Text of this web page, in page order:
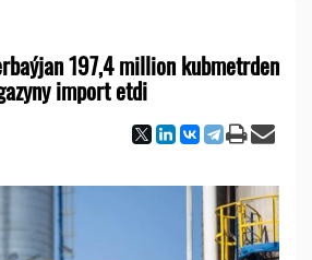
197,4 million kubmetrden
import etdi